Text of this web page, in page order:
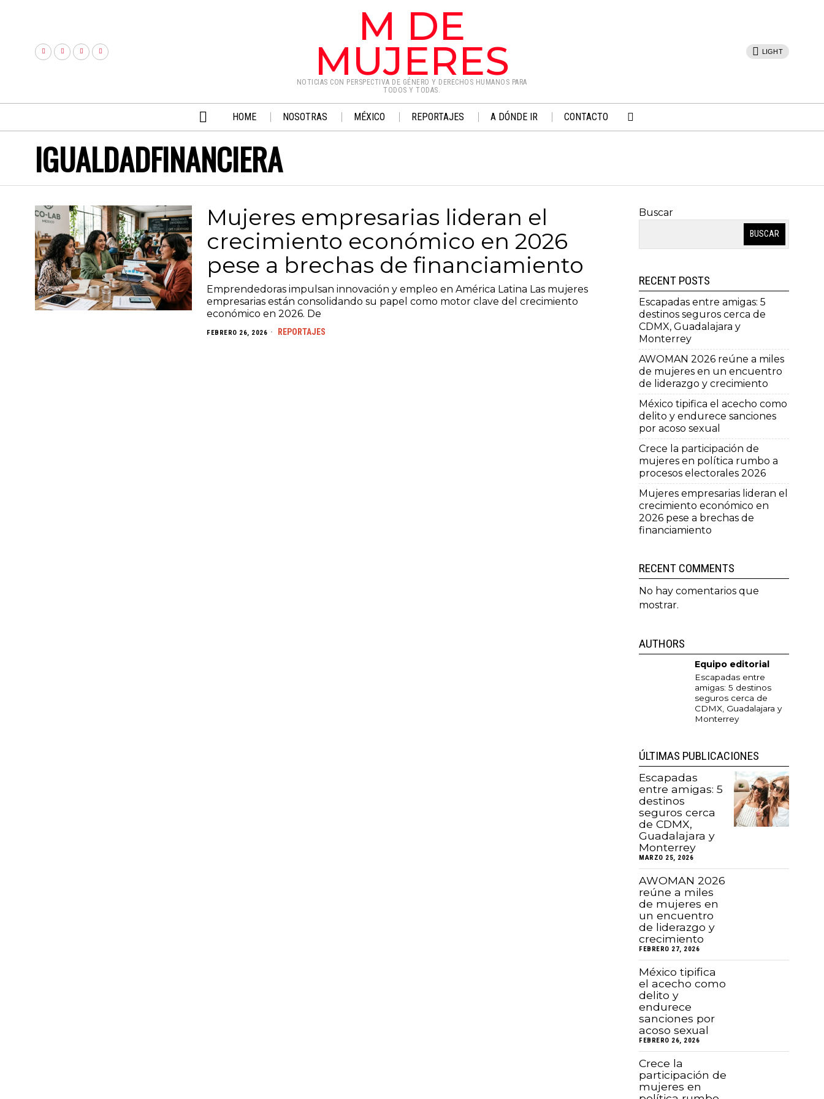
M DE
MUJERES
NOTICIAS CON PERSPECTIVA DE GÉNERO Y DERECHOS HUMANOS PARA
TODOS Y TODAS.
LIGHT
HOME NOSOTRAS MÉXICO REPORTAJES A DÓNDE IR CONTACTO
IGUALDADFINANCIERA
Mujeres empresarias lideran el
crecimiento económico en 2026
pese a brechas de financiamiento
Emprendedoras impulsan innovación y empleo en América Latina Las mujeres
empresarias están consolidando su papel como motor clave del crecimiento
económico en 2026. De
FEBRERO 26, 2026 REPORTAJES
Buscar
BUSCAR
RECENT POSTS
Escapadas entre amigas: 5
destinos seguros cerca de
CDMX, Guadalajara y
Monterrey
AWOMAN 2026 reúne a miles
de mujeres en un encuentro
de liderazgo y crecimiento
México tipifica el acecho como
delito y endurece sanciones
por acoso sexual
Crece la participación de
mujeres en política rumbo a
procesos electorales 2026
Mujeres empresarias lideran el
crecimiento económico en
2026 pese a brechas de
financiamiento
RECENT COMMENTS
No hay comentarios que
mostrar.
AUTHORS
Equipo editorial
Escapadas entre
amigas: 5 destinos
seguros cerca de
CDMX, Guadalajara y
Monterrey
ÚLTIMAS PUBLICACIONES
Escapadas
entre amigas: 5
destinos
seguros cerca
de CDMX,
Guadalajara y
Monterrey
MARZO 25, 2026
AWOMAN 2026
reúne a miles
de mujeres en
un encuentro
de liderazgo y
crecimiento
FEBRERO 27, 2026
México tipifica
el acecho como
delito y
endurece
sanciones por
acoso sexual
FEBRERO 26, 2026
Crece la
participación de
mujeres en